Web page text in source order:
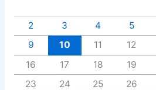
2
3 4 5
9
10 11 12
16
17 18 19
23
24 25 26